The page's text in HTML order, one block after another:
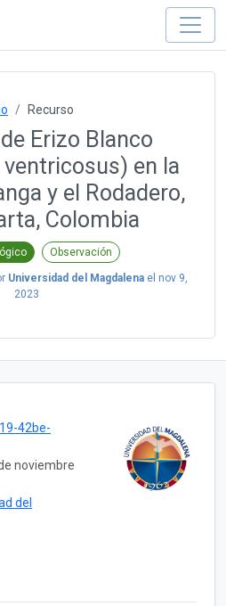
Recurso
Erizo Blanco
en la
y el Rodadero,
Colombia
Observación
Universidad del Magdalenael nov 9,
2023
42be-
noviembre
del